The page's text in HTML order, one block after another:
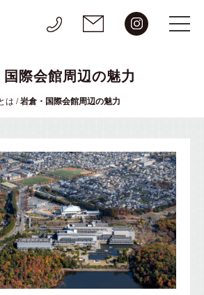
際会館周辺の魅力
は /岩倉・国際会館周辺の魅力